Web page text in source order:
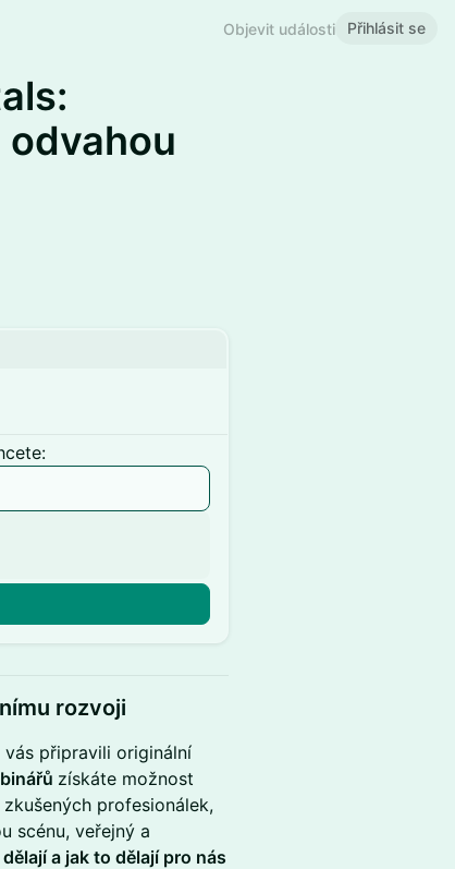
Objevit události Přihlásit se
odvahou
rozvoji
připravili originální
získáte možnost
profesionálek,
scénu, veřejný a
a jak to dělají pro nás